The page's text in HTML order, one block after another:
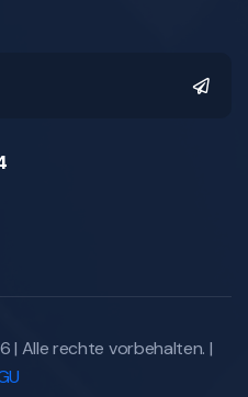
| Alle rechte vorbehalten. |